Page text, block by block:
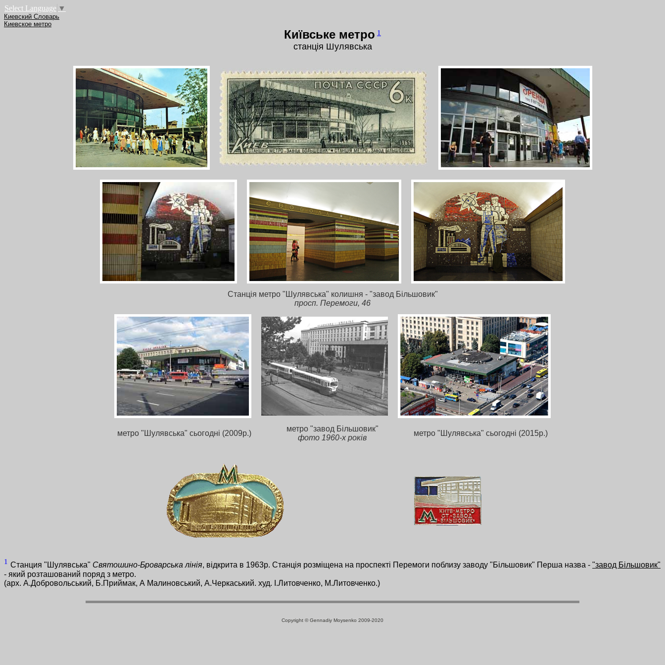
Select Language ▼
Киевский Словарь
Киевское метро
Київське метро 1
станція Шулявська
Станція метро "Шулявська" колишня - "завод Більшовик"
просп. Перемоги, 46
метро "Шулявська" сьогодні (2009р.)
метро "завод Більшовик"
фото 1960-х років
метро "Шулявська" сьогодні (2015р.)
1 Станция "Шулявська" Святошино-Броварська лінія, відкрита в 1963р. Станція розміщена на проспекті Перемоги поблизу заводу "Більшовик" Перша назва - "завод Більшовик"
- який розташований поряд з метро.
(арх. А.Добровольський, Б.Приймак, А Малиновський, А.Черкаський. худ. І.Литовченко, М.Литовченко.)
Copyright © Gennadiy Moysenko 2009-2020